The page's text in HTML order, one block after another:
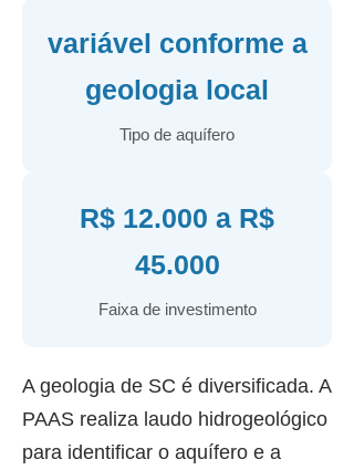
variável conforme a
geologia local
Tipo de aquífero
R$ 12.000 a R$
45.000
Faixa de investimento
A geologia de SC é diversificada. A
PAAS realiza laudo hidrogeológico
para identificar o aquífero e a